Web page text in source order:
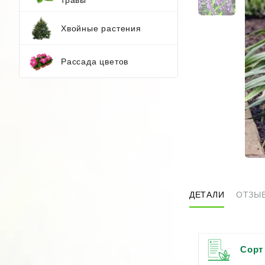
Хвойные растения
Рассада цветов
ДЕТАЛИ
Сорт